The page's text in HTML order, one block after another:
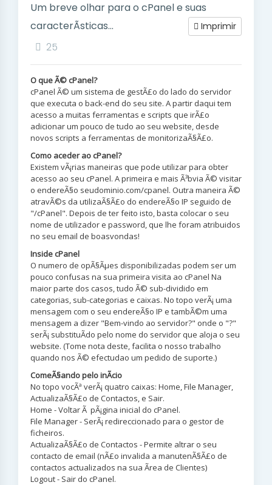
Um breve olhar para o cPanel e suas
caracterÃ­sticas...
Imprimir
25
O que Ã© cPanel?
cPanel Ã© um sistema de gestÃ£o do lado do servidor
que executa o back-end do seu site. A partir daqui tem
acesso a muitas ferramentas e scripts que irÃ£o
adicionar um pouco de tudo ao seu website, desde
novos scripts a ferramentas de monitorizaÃ§Ã£o.
Como aceder ao cPanel?
Existem vÃ¡rias maneiras que pode utilizar para obter
acesso ao seu cPanel. A primeira e mais Ã³bvia Ã© visitar
o endereÃ§o seudominio.com/cpanel. Outra maneira Ã©
atravÃ©s da utilizaÃ§Ã£o do endereÃ§o IP seguido de
"/cPanel". Depois de ter feito isto, basta colocar o seu
nome de utilizador e password, que lhe foram atribuidos
no seu email de boasvondas!
Inside cPanel
O numero de opÃ§Ãµes disponibilizadas podem ser um
pouco confusas na sua primeira visita ao cPanel Na
maior parte dos casos, tudo Ã© sub-dividido em
categorias, sub-categorias e caixas. No topo verÃ¡ uma
mensagem com o seu endereÃ§o IP e tambÃ©m uma
mensagem a dizer "Bem-vindo ao servidor?" onde o "?"
serÃ¡ substituÃ­do pelo nome do servidor que aloja o seu
website. (Tome nota deste, facilita o nosso trabalho
quando nos Ã© efectudao um pedido de suporte.)
ComeÃ§ando pelo inÃ­cio
No topo vocÃª verÃ¡ quatro caixas: Home, File Manager,
ActualizaÃ§Ã£o de Contactos, e Sair.
Home - Voltar Ã pÃ¡gina inicial do cPanel.
File Manager - SerÃ¡ redireccionado para o gestor de
ficheiros.
ActualizaÃ§Ã£o de Contactos - Permite altrar o seu
contacto de email (nÃ£o invalida a manutenÃ§Ã£o de
contactos actualizados na sua Ãrea de Clientes)
Logout - Sair do cPanel.